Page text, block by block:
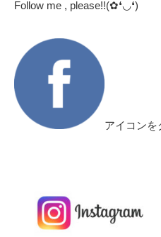
Follow me , please!!(✿❛◡❛)
アイコンを